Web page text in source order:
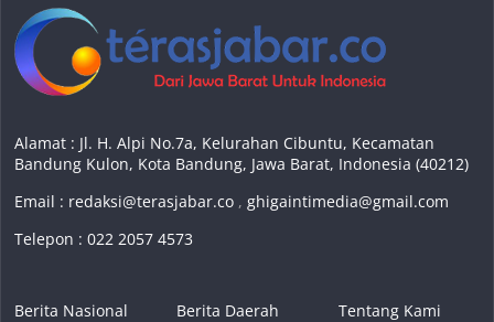
Alamat : Jl. H. Alpi No.7a, Kelurahan Cibuntu, Kecamatan
Bandung Kulon, Kota Bandung, Jawa Barat, Indonesia (40212)
Email : redaksi@terasjabar.co ,ghigaintimedia@gmail.com
Telepon : 022 2057 4573
Berita Nasional
Berita Daerah
Tentang Kami